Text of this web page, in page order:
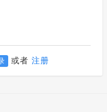
或者 注册